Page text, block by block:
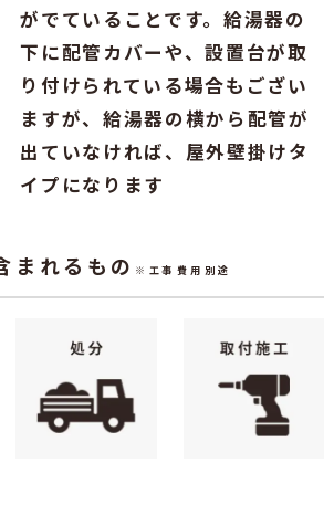
がでていることです。給湯器の
下に配管カバーや、設置台が取
り付けられている場合もござい
ますが、給湯器の横から配管が
出ていなければ、屋外壁掛けタ
イプになります
まれるもの ※工事費用別途